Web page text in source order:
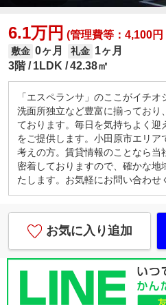
6.1万円 (管理費等：4,100円
敷金 0ヶ月 礼金 1ヶ月
3階
1LDK 42.38㎡
「エスペランサ」のここがイチ
洗面所独立など豊富に揃っており
ております。毎日を気持ちよく
をご提供します。小田原市エリア
考えの方。賃貸情報のことなら当
密着しておりますので、確かな
たします。お気軽にお問い合わせ
お気に入り追加